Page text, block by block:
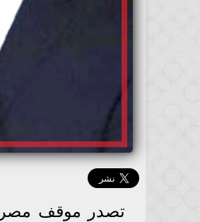
تصدر موقف مصر